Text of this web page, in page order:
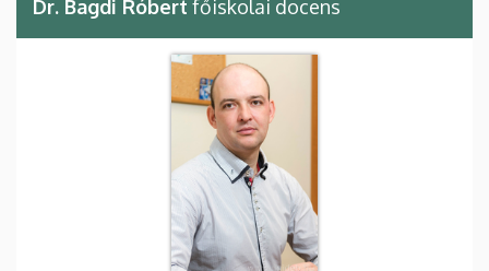
Dr. Bagdi Róbert főiskolai docens